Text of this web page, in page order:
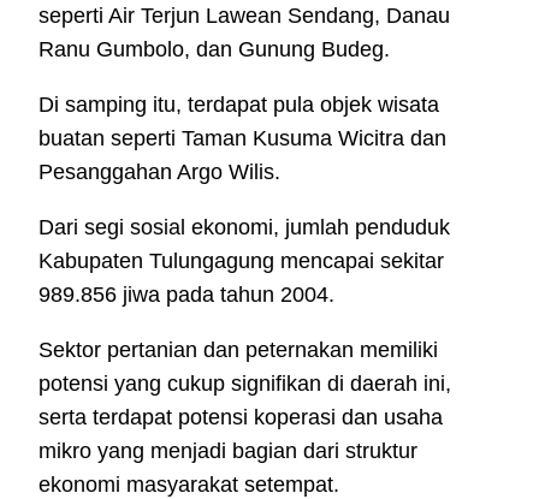
seperti Air Terjun Lawean Sendang, Danau
Ranu Gumbolo, dan Gunung Budeg.
Di samping itu, terdapat pula objek wisata
buatan seperti Taman Kusuma Wicitra dan
Pesanggahan Argo Wilis.
Dari segi sosial ekonomi, jumlah penduduk
Kabupaten Tulungagung mencapai sekitar
989.856 jiwa pada tahun 2004.
Sektor pertanian dan peternakan memiliki
potensi yang cukup signifikan di daerah ini,
serta terdapat potensi koperasi dan usaha
mikro yang menjadi bagian dari struktur
ekonomi masyarakat setempat.